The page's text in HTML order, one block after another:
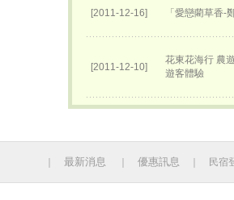
[2011-12-16] 「愛戀藺草香
[2011-12-10]
花東花海行 農
遊客體驗
最新消息 優惠訊息 民宿